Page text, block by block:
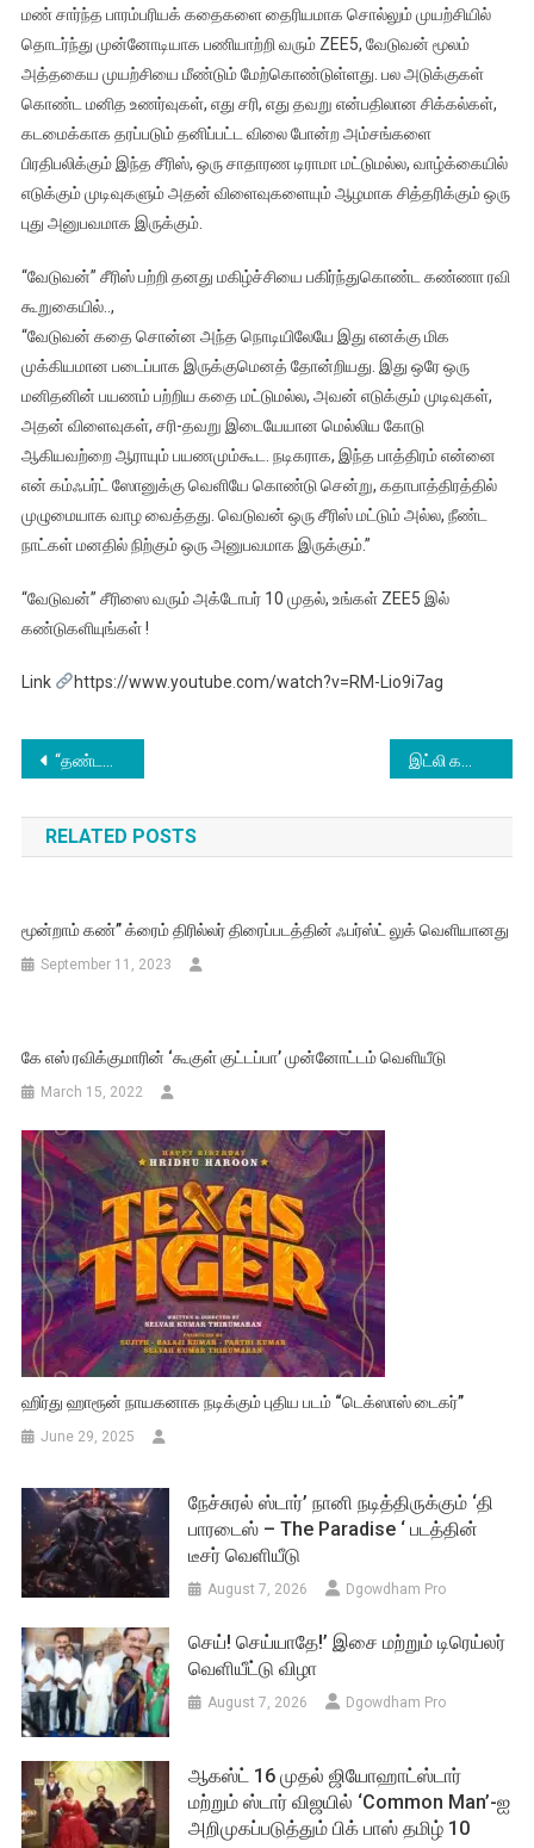
மண் சார்ந்த பாரம்பரியக் கதைகளை தைரியமாக சொல்லும் முயற்சியில்
தொடர்ந்து முன்னோடியாக பணியாற்றி வரும் ZEE5, வேடுவன் மூலம்
அத்தகைய முயற்சியை மீண்டும் மேற்கொண்டுள்ளது. பல அடுக்குகள்
கொண்ட மனித உணர்வுகள், எது சரி, எது தவறு என்பதிலான சிக்கல்கள்,
கடமைக்காக தரப்படும் தனிப்பட்ட விலை போன்ற அம்சங்களை
பிரதிபலிக்கும் இந்த சீரிஸ், ஒரு சாதாரண டிராமா மட்டுமல்ல, வாழ்க்கையில்
எடுக்கும் முடிவுகளும் அதன் விளைவுகளையும் ஆழமாக சித்தரிக்கும் ஒரு
புது அனுபவமாக இருக்கும்.
“வேடுவன்” சீரிஸ் பற்றி தனது மகிழ்ச்சியை பகிர்ந்துகொண்ட கண்ணா ரவி
கூறுகையில்..,
“வேடுவன் கதை சொன்ன அந்த நொடியிலேயே இது எனக்கு மிக
முக்கியமான படைப்பாக இருக்குமெனத் தோன்றியது. இது ஒரே ஒரு
மனிதனின் பயணம் பற்றிய கதை மட்டுமல்ல, அவன் எடுக்கும் முடிவுகள்,
அதன் விளைவுகள், சரி-தவறு இடையேயான மெல்லிய கோடு
ஆகியவற்றை ஆராயும் பயணமும்கூட. நடிகராக, இந்த பாத்திரம் என்னை
என் கம்ஃபர்ட் ஸோனுக்கு வெளியே கொண்டு சென்று, கதாபாத்திரத்தில்
முழுமையாக வாழ வைத்தது. வெடுவன் ஒரு சீரிஸ் மட்டும் அல்ல, நீண்ட
நாட்கள் மனதில் நிற்கும் ஒரு அனுபவமாக இருக்கும்.”
“வேடுவன்” சீரிஸை வரும் அக்டோபர் 10 முதல், உங்கள் ZEE5 இல்
கண்டுகளியுங்கள் !
Link https://www.youtube.com/watch?v=RM-Lio9i7ag
Post
navigation
“தண்டகாரண்யம்” – திரைவிமர்சனம்
RELATED POSTS
மூன்றாம் கண்” க்ரைம் திரில்லர் திரைப்படத்தின் ஃபர்ஸ்ட் லுக் வெளியானது
September 11, 2023
கே எஸ் ரவிக்குமாரின் ‘கூகுள் குட்டப்பா’ முன்னோட்டம் வெளியீடு
March 15, 2022
ஹிர்து ஹாரூன் நாயகனாக நடிக்கும் புதிய படம் “டெக்ஸாஸ் டைகர்”
June 29, 2025
நேச்சுரல் ஸ்டார்’ நானி நடித்திருக்கும் ‘தி
பாரடைஸ் – The Paradise ‘ படத்தின்
டீசர் வெளியீடு
August 7, 2026 Dgowdham Pro
செய்! செய்யாதே!’ இசை மற்றும் டிரெய்லர்
வெளியீட்டு விழா
August 7, 2026 Dgowdham Pro
ஆகஸ்ட் 16 முதல் ஜியோஹாட்ஸ்டார்
மற்றும் ஸ்டார் விஜயில் ‘Common Man’-ஐ
அறிமுகப்படுத்தும் பிக் பாஸ் தமிழ் 10